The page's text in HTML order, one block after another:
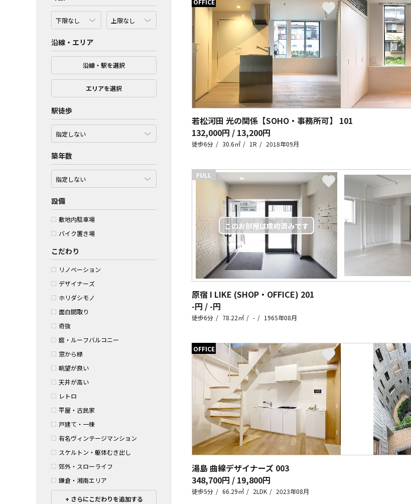
沿線・エリア
沿線・駅を選択
エリアを選択
駅徒歩
築年数
設備
敷地内駐車場
バイク置き場
こだわり
リノベーション
デザイナーズ
ホリダシモノ
面白間取り
奇抜
庭・ルーフバルコニー
窓から緑
眺望が良い
天井が高い
レトロ
平屋・古民家
戸建て・一棟
有名ヴィンテージマンション
スケルトン・躯体むき出し
郊外・スローライフ
鎌倉・湘南エリア
さらにこだわりを追加する
若松河田 光の関係【SOHO・事務所可】
101
132,000円 / 13,200円
徒歩6分 30.6㎡ 1R 2018年09月
FULL
原宿 I LIKE (SHOP・OFFICE) 201
-円 / -円
徒歩6分 78.22㎡ - 1965年08月
OFFICE
湯島 曲線デザイナーズ 003
348,700円 / 19,800円
徒歩5分 66.29㎡ 2LDK 2023年08月